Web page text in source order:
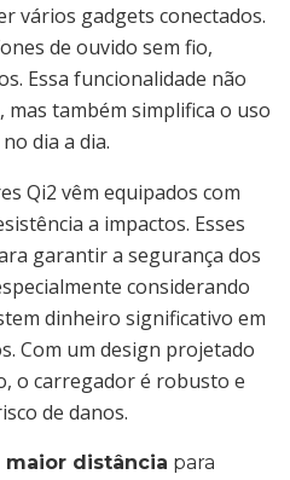
vários gadgets conectados.
de ouvido sem fio,
Essa funcionalidade não
também simplifica o uso
dia a dia.
Qi2 vêm equipados com
a impactos. Esses
garantir a segurança dos
considerando
dinheiro significativo em
Com um design projetado
o carregador é robusto e
de danos.
distância para